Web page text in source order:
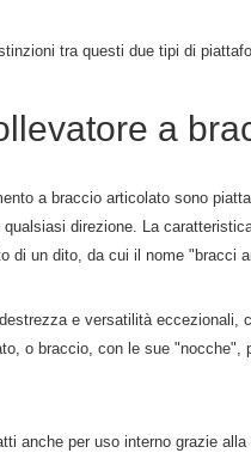
tra questi due tipi di
a
a braccio articolato sono
direzione. La
di un dito, da cui il nome "bracci
e versatilità eccezionali,
o braccio, con le sue "nocche",
anche per uso interno grazie